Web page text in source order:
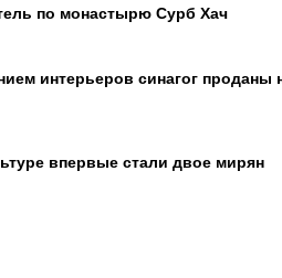
по монастырю Сурб Хач
интерьеров синагог проданы
впервые стали двое мирян